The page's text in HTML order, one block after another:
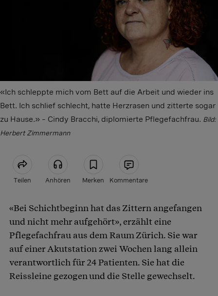
«Ich schleppte mich vom Bett auf die Arbeit und wieder ins
Bett. Ich schlief schlecht, hatte Herzrasen und zitterte sogar
zu Hause.» – Cindy Bracchi, diplomierte Pflegefachfrau. Bild:
Herbert Zimmermann
Teilen Anhören Merken Kommentare
Artikel teilen
«Bei Schichtbeginn hat das Zittern angefangen
und nicht mehr aufgehört», erzählt eine
Pflegefachfrau aus dem Raum Zürich. Sie war
auf einer Akutstation zwei Wochen lang allein
verantwortlich für 24 Patienten. Sie hat die
Reissleine gezogen und die Stelle gewechselt.